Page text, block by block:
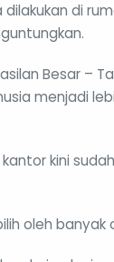
di
Besar –
menjadi
kini
oleh banyak